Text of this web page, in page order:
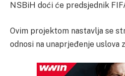
NSBiH doći će predsjednik
Ovim projektom nastavlja se
odnosi na unaprjeđenje uslova